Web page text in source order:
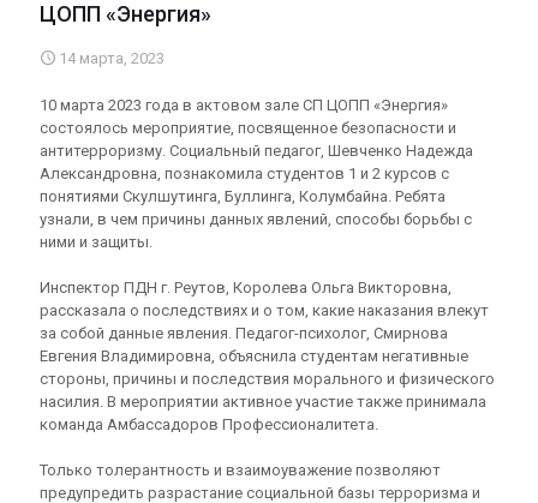
ЦОПП «Энергия»
14 марта, 2023
10 марта 2023 года в актовом зале СП ЦОПП «Энергия»
состоялось мероприятие, посвященное безопасности и
антитерроризму. Социальный педагог, Шевченко Надежда
Александровна, познакомила студентов 1 и 2 курсов с
понятиями Скулшутинга, Буллинга, Колумбайна. Ребята
узнали, в чем причины данных явлений, способы борьбы с
ними и защиты.
Инспектор ПДН г. Реутов, Королева Ольга Викторовна,
рассказала о последствиях и о том, какие наказания влекут
за собой данные явления. Педагог-психолог, Смирнова
Евгения Владимировна, объяснила студентам негативные
стороны, причины и последствия морального и физического
насилия. В мероприятии активное участие также принимала
команда Амбассадоров Профессионалитета.
Только толерантность и взаимоуважение позволяют
предупредить разрастание социальной базы терроризма и